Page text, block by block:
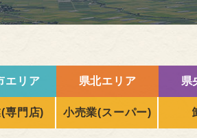
エリア 県北エリア 県
専門店) 小売業(スーパー)
組合